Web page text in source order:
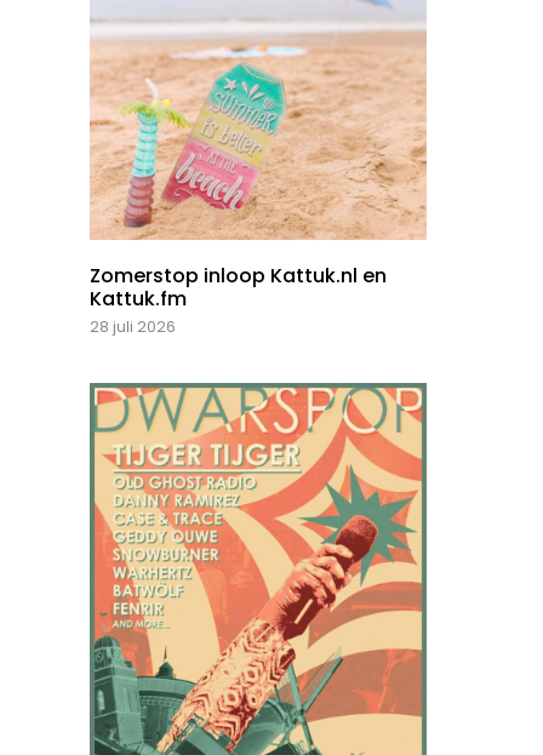
Zomerstop inloop Kattuk.nl en
Kattuk.fm
28 juli 2026